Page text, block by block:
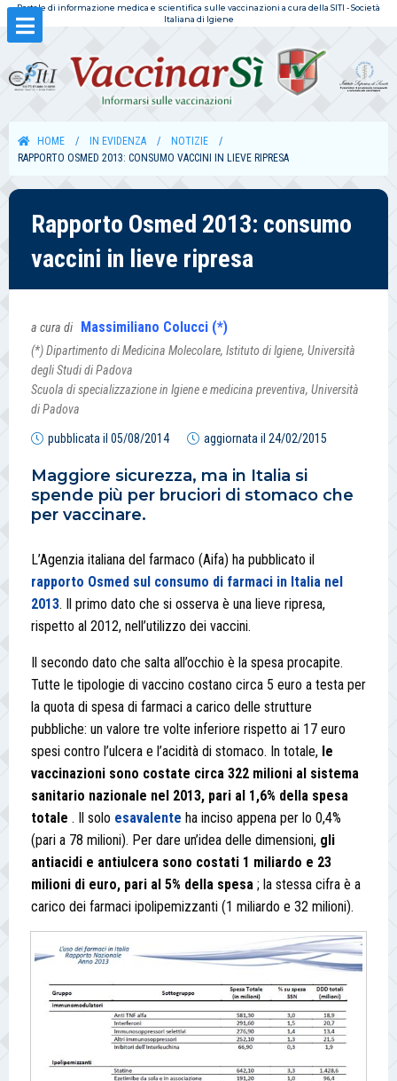
Portale di informazione medica e scientifica sulle vaccinazioni a cura della SITI - Società
Italiana di Igiene
HOME IN EVIDENZA
NOTIZIE
RAPPORTO OSMED 2013: CONSUMO VACCINI IN LIEVE RIPRESA
Rapporto Osmed 2013: consumo
vaccini in lieve ripresa
a cura di Massimiliano Colucci (*)
(*) Dipartimento di Medicina Molecolare, Istituto di Igiene, Università
degli Studi di Padova
Scuola di specializzazione in Igiene e medicina preventiva, Università
di Padova
pubblicata il 05/08/2014 aggiornata il 24/02/2015
Maggiore sicurezza, ma in Italia si
spende più per bruciori di stomaco che
per vaccinare.
L’Agenzia italiana del farmaco (Aifa) ha pubblicato il
rapporto Osmed sul consumo di farmaci in Italia nel
2013. Il primo dato che si osserva è una lieve ripresa,
rispetto al 2012, nell’utilizzo dei vaccini.
Il secondo dato che salta all’occhio è la spesa procapite.
Tutte le tipologie di vaccino costano circa 5 euro a testa per
la quota di spesa di farmaci a carico delle strutture
pubbliche: un valore tre volte inferiore rispetto ai 17 euro
spesi contro l’ulcera e l’acidità di stomaco. In totale, le
vaccinazioni sono costate circa 322 milioni al sistema
sanitario nazionale nel 2013, pari al 1,6% della spesa
totale . Il solo esavalente ha inciso appena per lo 0,4%
(pari a 78 milioni). Per dare un’idea delle dimensioni, gli
antiacidi e antiulcera sono costati 1 miliardo e 23
milioni di euro, pari al 5% della spesa ; la stessa cifra è a
carico dei farmaci ipolipemizzanti (1 miliardo e 32 milioni).